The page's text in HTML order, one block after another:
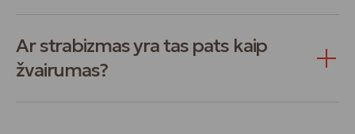
Ar strabizmas yra tas pats kaip
žvairumas?